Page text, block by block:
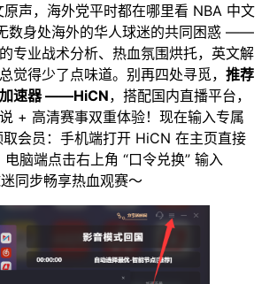
原声，海外党平时都在哪里看 NBA 中文
数身处海外的华人球迷的共同困惑 ——
专业战术分析、热血氛围烘托，英文解
觉得少了点味道。别再四处寻觅，推荐
加速器 ——HiCN，搭配国内直播平台，
+ 高清赛事双重体验！现在输入专属
取会员：手机端打开 HiCN 在主页直接
脑端点击右上角 “口令兑换” 输入
同步畅享热血观赛～​